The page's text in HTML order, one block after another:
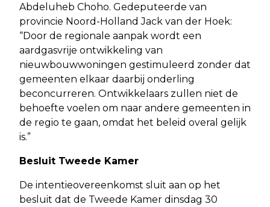
Abdeluheb Choho. Gedeputeerde van
provincie Noord-Holland Jack van der Hoek:
“Door de regionale aanpak wordt een
aardgasvrije ontwikkeling van
nieuwbouwwoningen gestimuleerd zonder dat
gemeenten elkaar daarbij onderling
beconcurreren. Ontwikkelaars zullen niet de
behoefte voelen om naar andere gemeenten in
de regio te gaan, omdat het beleid overal gelijk
is.”
Besluit Tweede Kamer
De intentieovereenkomst sluit aan op het
besluit dat de Tweede Kamer dinsdag 30